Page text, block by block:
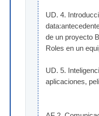
UD. 4.
de un proyecto
Roles en un
UD. 5.
aplicaciones,